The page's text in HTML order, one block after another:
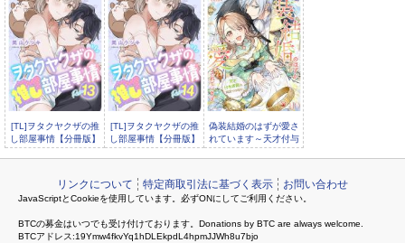
[TL]私だけの神様～力
の回復のためにキスを
[TL]ヲタクヤクザの推
し部屋事情【分冊版】
13話
[TL]ヲタクヤクザの推
し部屋事情【分冊版】
14話
偽装結婚のはずが愛さ
れています～天才付与
術師は隣国で休暇中～
リンクについて 特定商取引法に基づく表示 お問い合わせ
JavaScriptとCookieを使用しています。必ずONにしてご利用ください。
BTCの募金はいつでも受け付けております。Donations by BTC are always welcome.
BTCアドレス:19Ymw4fkvYq1hDLEkpdL4hpmJJWh8u7bjo